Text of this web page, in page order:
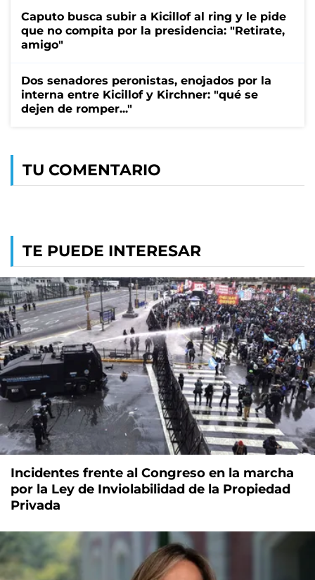
Caputo busca subir a Kicillof al ring y le pide
que no compita por la presidencia: "Retirate,
amigo"
Dos senadores peronistas, enojados por la
interna entre Kicillof y Kirchner: "qué se
dejen de romper..."
TU COMENTARIO
TE PUEDE INTERESAR
Incidentes frente al Congreso en la marcha
por la Ley de Inviolabilidad de la Propiedad
Privada